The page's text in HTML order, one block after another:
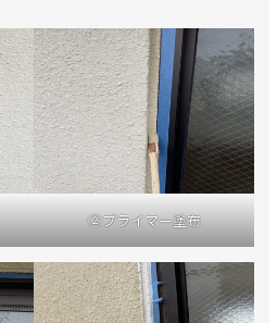
②プライマー塗布